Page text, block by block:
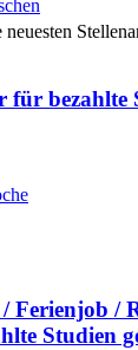
für bezahlte
Ferienjob /
Studien